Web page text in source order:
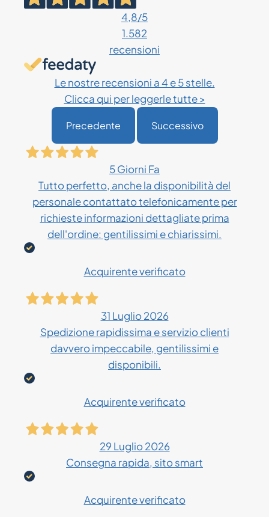
4,8/5
1.582
recensioni
Le nostre recensioni a 4 e 5 stelle.
Clicca qui per leggerle tutte >
Precedente Successivo
5 Giorni Fa
Tutto perfetto, anche la disponibilità del
personale contattato telefonicamente per
richieste informazioni dettagliate prima
dell'ordine: gentilissimi e chiarissimi.
Acquirente verificato
31 Luglio 2026
Spedizione rapidissima e servizio clienti
davvero impeccabile, gentilissimi e
disponibili.
Acquirente verificato
29 Luglio 2026
Consegna rapida, sito smart
Acquirente verificato